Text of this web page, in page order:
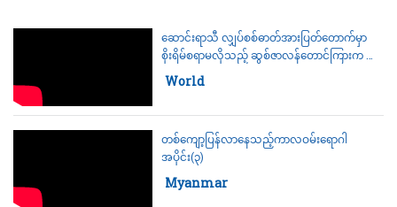
ဆောင်းရာသီ လျှပ်စစ်ဓာတ်အားပြတ်တောက်မှာ
စိုးရိမ်စရာမလိုသည့် ဆွစ်ဇာလန်တောင်ကြားက ရွာ
ကလေးတွေ
Category:
World
တစ်ကျော့ပြန်လာနေသည့်ကာလဝမ်းရောဂါ
အပိုင်း(၃)
Category:
Myanmar